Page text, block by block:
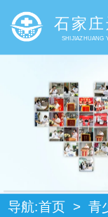
石家
SHIJIAZHUANG
导航:首页 > 青